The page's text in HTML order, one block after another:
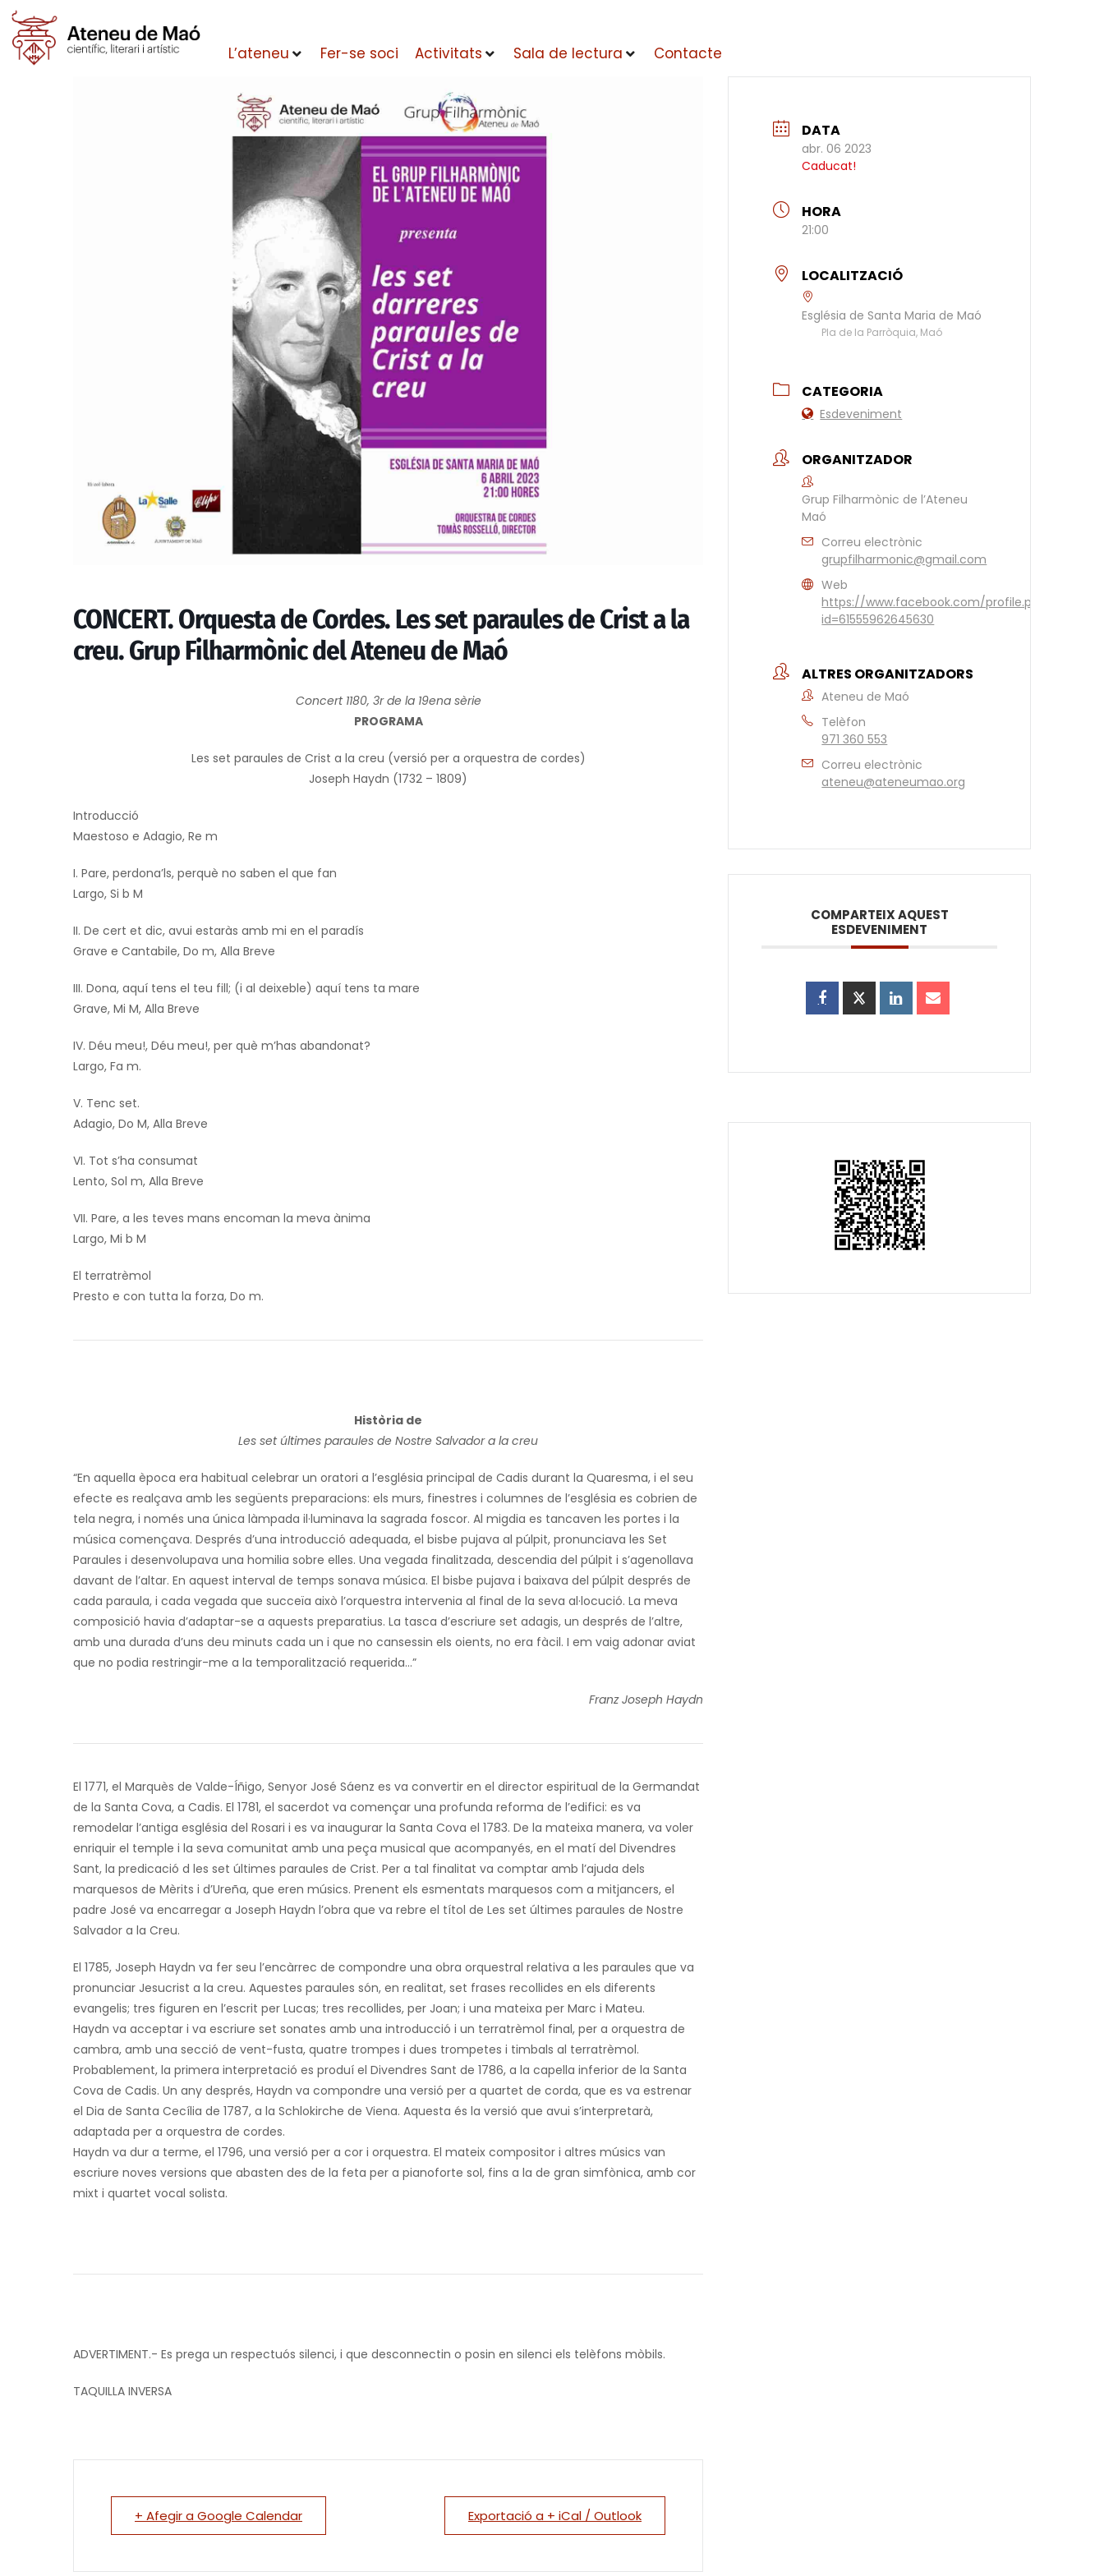
L’ateneu Fer-se soci Activitats Sala de lectura Contacte
CONCERT. Orquesta de Cordes. Les set paraules de Crist a la
creu. Grup Filharmònic del Ateneu de Maó
Concert 1180, 3r de la 19ena sèrie
PROGRAMA
Les set paraules de Crist a la creu (versió per a orquestra de cordes)
Joseph Haydn (1732 – 1809)
Introducció
Maestoso e Adagio, Re m
I. Pare, perdona’ls, perquè no saben el que fan
Largo, Si b M
II. De cert et dic, avui estaràs amb mi en el paradís
Grave e Cantabile, Do m, Alla Breve
III. Dona, aquí tens el teu fill; (i al deixeble) aquí tens ta mare
Grave, Mi M, Alla Breve
IV. Déu meu!, Déu meu!, per què m’has abandonat?
Largo, Fa m.
V. Tenc set.
Adagio, Do M, Alla Breve
VI. Tot s’ha consumat
Lento, Sol m, Alla Breve
VII. Pare, a les teves mans encoman la meva ànima
Largo, Mi b M
El terratrèmol
Presto e con tutta la forza, Do m.
Història de
Les set últimes paraules de Nostre Salvador a la creu
“En aquella època era habitual celebrar un oratori a l’església principal de Cadis durant la Quaresma, i el seu
efecte es realçava amb les següents preparacions: els murs, finestres i columnes de l’església es cobrien de
tela negra, i només una única làmpada il·luminava la sagrada foscor. Al migdia es tancaven les portes i la
música començava. Després d’una introducció adequada, el bisbe pujava al púlpit, pronunciava les Set
Paraules i desenvolupava una homilia sobre elles. Una vegada finalitzada, descendia del púlpit i s’agenollava
davant de l’altar. En aquest interval de temps sonava música. El bisbe pujava i baixava del púlpit després de
cada paraula, i cada vegada que succeïa això l’orquestra intervenia al final de la seva al·locució. La meva
composició havia d’adaptar-se a aquests preparatius. La tasca d’escriure set adagis, un després de l’altre,
amb una durada d’uns deu minuts cada un i que no cansessin els oients, no era fàcil. I em vaig adonar aviat
que no podia restringir-me a la temporalització requerida…”
Franz Joseph Haydn
El 1771, el Marquès de Valde-Íñigo, Senyor José Sáenz es va convertir en el director espiritual de la Germandat
de la Santa Cova, a Cadis. El 1781, el sacerdot va començar una profunda reforma de l’edifici: es va
remodelar l’antiga església del Rosari i es va inaugurar la Santa Cova el 1783. De la mateixa manera, va voler
enriquir el temple i la seva comunitat amb una peça musical que acompanyés, en el matí del Divendres
Sant, la predicació d les set últimes paraules de Crist. Per a tal finalitat va comptar amb l’ajuda dels
marquesos de Mèrits i d’Ureña, que eren músics. Prenent els esmentats marquesos com a mitjancers, el
padre José va encarregar a Joseph Haydn l’obra que va rebre el títol de Les set últimes paraules de Nostre
Salvador a la Creu.
El 1785, Joseph Haydn va fer seu l’encàrrec de compondre una obra orquestral relativa a les paraules que va
pronunciar Jesucrist a la creu. Aquestes paraules són, en realitat, set frases recollides en els diferents
evangelis; tres figuren en l’escrit per Lucas; tres recollides, per Joan; i una mateixa per Marc i Mateu.
Haydn va acceptar i va escriure set sonates amb una introducció i un terratrèmol final, per a orquestra de
cambra, amb una secció de vent-fusta, quatre trompes i dues trompetes i timbals al terratrèmol.
Probablement, la primera interpretació es produí el Divendres Sant de 1786, a la capella inferior de la Santa
Cova de Cadis. Un any després, Haydn va compondre una versió per a quartet de corda, que es va estrenar
el Dia de Santa Cecília de 1787, a la Schlokirche de Viena. Aquesta és la versió que avui s’interpretarà,
adaptada per a orquestra de cordes.
Haydn va dur a terme, el 1796, una versió per a cor i orquestra. El mateix compositor i altres músics van
escriure noves versions que abasten des de la feta per a pianoforte sol, fins a la de gran simfònica, amb cor
mixt i quartet vocal solista.
ADVERTIMENT.- Es prega un respectuós silenci, i que desconnectin o posin en silenci els telèfons mòbils.
TAQUILLA INVERSA
+ Afegir a Google Calendar Exportació a + iCal / Outlook
DATA
abr. 06 2023
Caducat!
HORA
21:00
LOCALITZACIÓ
Església de Santa Maria de Maó
Pla de la Parròquia, Maó
CATEGORIA
Esdeveniment
ORGANITZADOR
Grup Filharmònic de l’Ateneu
Maó
Correu electrònic
grupfilharmonic@gmail.com
Web
https://www.facebook.com/profile.php?
id=61555962645630
ALTRES ORGANITZADORS
Ateneu de Maó
Telèfon
971 360 553
Correu electrònic
ateneu@ateneumao.org
COMPARTEIX AQUEST
ESDEVENIMENT